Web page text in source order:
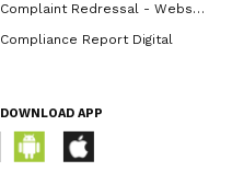
Complaint Redressal - Website
Compliance Report Digital
DOWNLOAD APP